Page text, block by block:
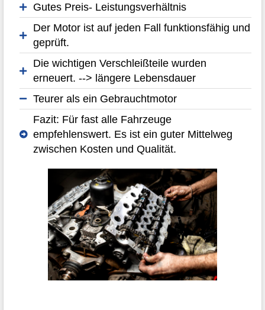
Gutes Preis- Leistungsverhältnis
Der Motor ist auf jeden Fall funktionsfähig und
geprüft.
Die wichtigen Verschleißteile wurden
erneuert. --> längere Lebensdauer
Teurer als ein Gebrauchtmotor
Fazit: Für fast alle Fahrzeuge
empfehlenswert. Es ist ein guter Mittelweg
zwischen Kosten und Qualität.